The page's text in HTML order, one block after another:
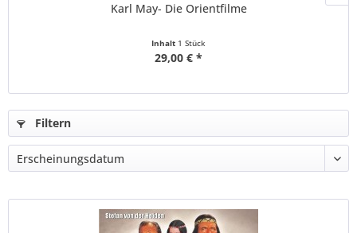
Karl May- Die Orientfilme
Inhalt 1 Stück
29,00 € *
Filtern